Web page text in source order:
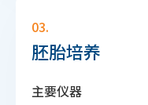
03.
胚胎培养
主要仪器